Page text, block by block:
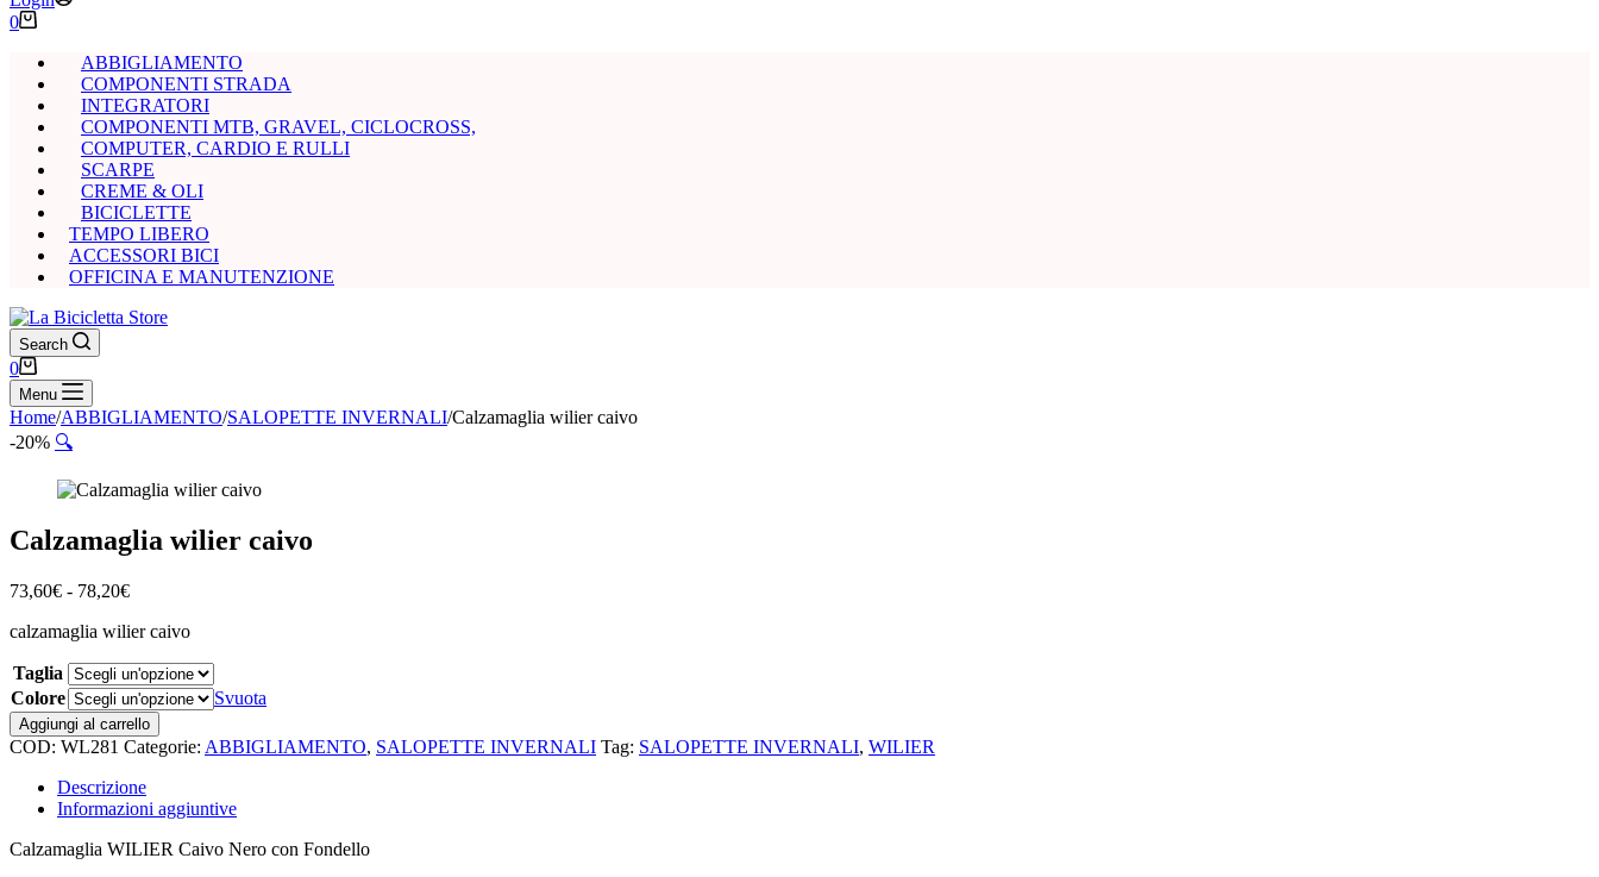
Carrello
0
ABBIGLIAMENTO
COMPONENTI STRADA
INTEGRATORI
COMPONENTI MTB, GRAVEL, CICLOCROSS,
COMPUTER, CARDIO E RULLI
SCARPE
CREME & OLI
BICICLETTE
TEMPO LIBERO
ACCESSORI BICI
OFFICINA E MANUTENZIONE
Search
Carrello
0
Menu
Home/ABBIGLIAMENTO/SALOPETTE INVERNALI/Calzamaglia wilier caivo
-20% 🔍
Calzamaglia wilier caivo
73,60€ - 78,20€Fascia
prezzo:
73,60€
a
78,20€
calzamaglia wilier caivo
Taglia
Colore
Svuota
Calzamaglia
wilier
quantità
Aggiungi al carrello
COD: WL281 Categorie: ABBIGLIAMENTO, SALOPETTE INVERNALI Tag: SALOPETTE INVERNALI, WILIER
Descrizione
Informazioni aggiuntive
Calzamaglia WILIER Caivo Nero con Fondello